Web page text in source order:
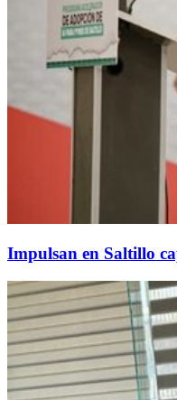
Impulsan en Saltillo